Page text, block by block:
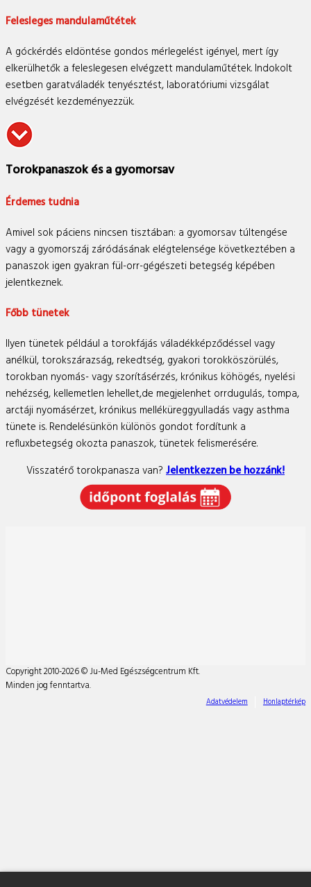
Felesleges mandulaműtétek
A góckérdés eldöntése gondos mérlegelést igényel, mert így
elkerülhetők a feleslegesen elvégzett mandulaműtétek. Indokolt
esetben garatváladék tenyésztést, laboratóriumi vizsgálat
elvégzését kezdeményezzük.
Torokpanaszok és a gyomorsav
Érdemes tudnia
Amivel sok páciens nincsen tisztában: a gyomorsav túltengése
vagy a gyomorszáj záródásának elégtelensége következtében a
panaszok igen gyakran fül-orr-gégészeti betegség képében
jelentkeznek.
Főbb tünetek
Ilyen tünetek például a torokfájás váladékképződéssel vagy
anélkül, torokszárazság, rekedtség, gyakori torokköszörülés,
torokban nyomás- vagy szorításérzés, krónikus köhögés, nyelési
nehézség, kellemetlen lehellet,de megjelenhet orrdugulás, tompa,
arctáji nyomásérzet, krónikus melléküreggyulladás vagy asthma
tünete is. Rendelésünkön különös gondot fordítunk a
refluxbetegség okozta panaszok, tünetek felismerésére.
Visszatérő torokpanasza van? Jelentkezzen be hozzánk!
Copyright 2010-2026 © Ju-Med Egészségcentrum Kft.
Minden jog fenntartva.
Adatvédelem Honlaptérkép